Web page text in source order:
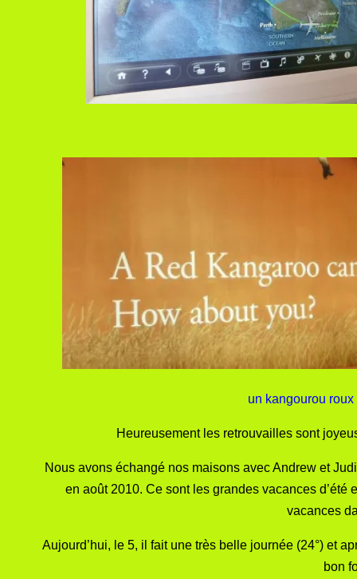
un kangourou
Heureusement les retrouvailles sont
Nous avons échangé nos maisons avec Andrew et
en août 2010. Ce sont les grandes vacances
vacances
Aujourd’hui, le 5, il fait une très belle journée (24°) et
bon